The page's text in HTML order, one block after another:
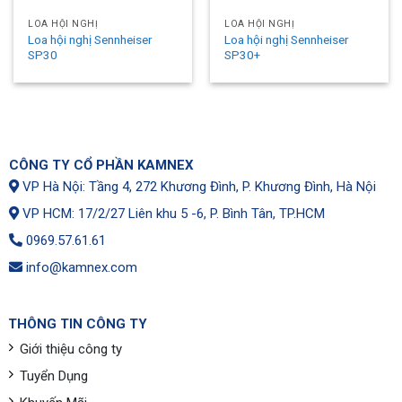
LOA HỘI NGHỊ
Loa hội nghị Sennheiser
SP30
LOA HỘI NGHỊ
Loa hội nghị Sennheiser
SP30+
CÔNG TY CỔ PHẦN KAMNEX
VP Hà Nội: Tầng 4, 272 Khương Đình, P. Khương Đình, Hà Nội
VP HCM: 17/2/27 Liên khu 5 -6, P. Bình Tân, TP.HCM
0969.57.61.61
info@kamnex.com
THÔNG TIN CÔNG TY
Giới thiệu công ty
Tuyển Dụng